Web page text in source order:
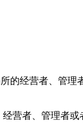
的经营者、管理
营者、管理者或